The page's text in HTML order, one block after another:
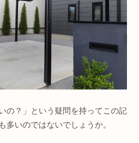
の？」という疑問を持ってこの記
多いのではないでしょうか。